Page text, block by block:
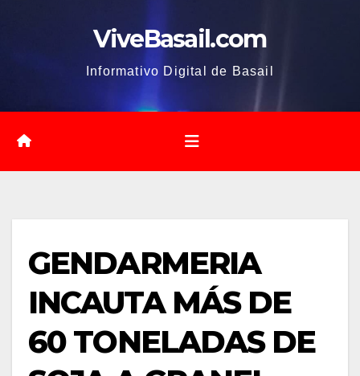
ViveBasail.com
Informativo Digital de Basail
GENDARMERIA
INCAUTA MÁS DE
60 TONELADAS DE